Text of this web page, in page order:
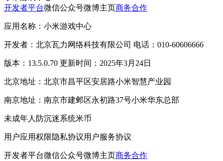
开发者平台微信公众号微博主页商务合作
应用名称：小米游戏中心
开发者：北京瓦力网络科技有限公司 电话：010-60606666
版本：13.5.0.70 更新时间：2025年3月24日
北京地址：北京市昌平区安居路小米智慧产业园
南京地址：南京市建邺区永初路37号小米华东总部
未成年人防沉迷系统米币
用户应用权限隐私协议用户服务协议
开发者平台微信公众号微博主页商务合作